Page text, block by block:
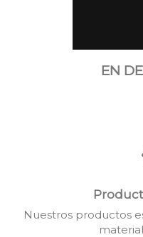
EN
Nuestros productos